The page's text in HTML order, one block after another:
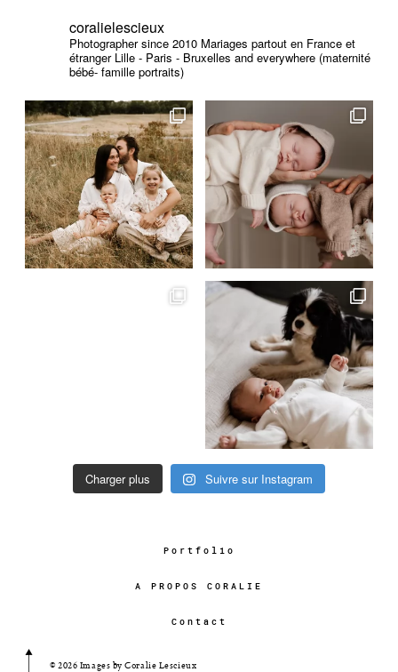
coralielescieux
Photographer since 2010 Mariages partout en France et
étranger Lille - Paris - Bruxelles and everywhere (maternité
bébé- famille portraits)
Charger plus Suivre sur Instagram
Portfolio
A PROPOS CORALIE
Contact
© 2026 Images by Coralie Lescieux